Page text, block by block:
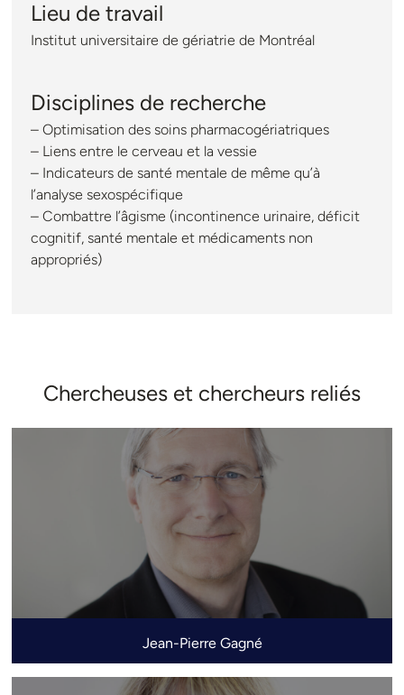
Lieu de travail
Institut universitaire de gériatrie de Montréal
Disciplines de recherche
– Optimisation des soins pharmacogériatriques
– Liens entre le cerveau et la vessie
– Indicateurs de santé mentale de même qu’à
l’analyse sexospécifique
– Combattre l’âgisme (incontinence urinaire, déficit
cognitif, santé mentale et médicaments non
appropriés)
Chercheuses et chercheurs reliés
Jean-Pierre Gagné